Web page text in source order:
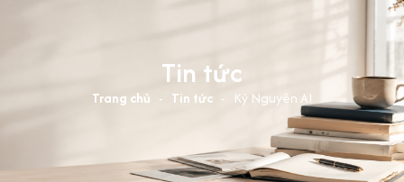
Tin tức
Trang chủ - Tin tức - Kỷ Nguyên AI